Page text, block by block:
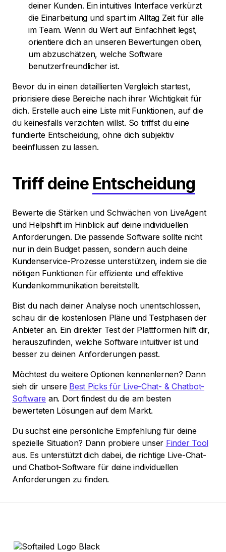
deiner Kunden. Ein intuitives Interface verkürzt
die Einarbeitung und spart im Alltag Zeit für alle
im Team. Wenn du Wert auf Einfachheit legst,
orientiere dich an unseren Bewertungen oben,
um abzuschätzen, welche Software
benutzerfreundlicher ist.
Bevor du in einen detaillierten Vergleich startest,
priorisiere diese Bereiche nach ihrer Wichtigkeit für
dich. Erstelle auch eine Liste mit Funktionen, auf die
du keinesfalls verzichten willst. So triffst du eine
fundierte Entscheidung, ohne dich subjektiv
beeinflussen zu lassen.
Triff deine Entscheidung
Bewerte die Stärken und Schwächen von LiveAgent
und Helpshift im Hinblick auf deine individuellen
Anforderungen. Die passende Software sollte nicht
nur in dein Budget passen, sondern auch deine
Kundenservice-Prozesse unterstützen, indem sie die
nötigen Funktionen für effiziente und effektive
Kundenkommunikation bereitstellt.
Bist du nach deiner Analyse noch unentschlossen,
schau dir die kostenlosen Pläne und Testphasen der
Anbieter an. Ein direkter Test der Plattformen hilft dir,
herauszufinden, welche Software intuitiver ist und
besser zu deinen Anforderungen passt.
Möchtest du weitere Optionen kennenlernen? Dann
sieh dir unsere Best Picks für Live-Chat- & Chatbot-
Software an. Dort findest du die am besten
bewerteten Lösungen auf dem Markt.
Du suchst eine persönliche Empfehlung für deine
spezielle Situation? Dann probiere unser Finder Tool
aus. Es unterstützt dich dabei, die richtige Live-Chat-
und Chatbot-Software für deine individuellen
Anforderungen zu finden.